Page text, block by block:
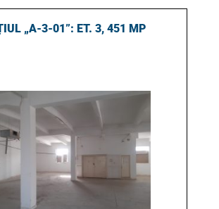
„A-3-01”: ET. 3, 451 MP